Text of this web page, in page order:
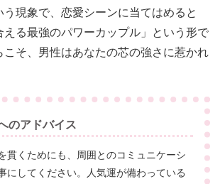
現象で、恋愛シーンに当てはめると
える最強のパワーカップル」という形で
こそ、男性はあなたの芯の強さに惹かれ
のアドバイス
貫くためにも、周囲とのコミュニケーシ
にしてください。人気運が備わっている